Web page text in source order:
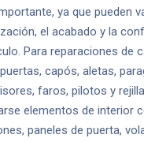
ya que pueden
el acabado y la
Para reparaciones de
capós, aletas,
faros, pilotos y
elementos de interior
paneles de puerta,